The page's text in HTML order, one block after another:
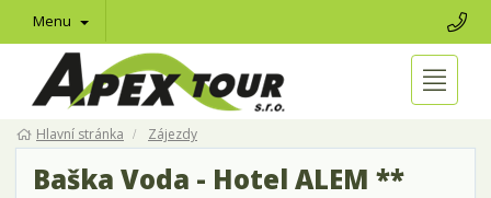
Menu
Hlavní stránka Zájezdy
Baška Voda - Hotel ALEM **